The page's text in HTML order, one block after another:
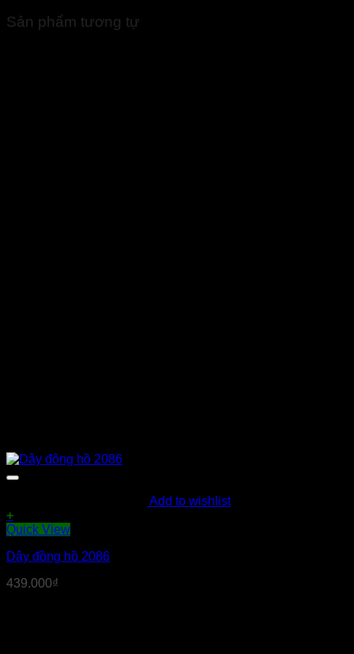
Sản phẩm tương tự
Add to wishlist
+
Quick View
Dây đồng hồ 2086
439.000₫